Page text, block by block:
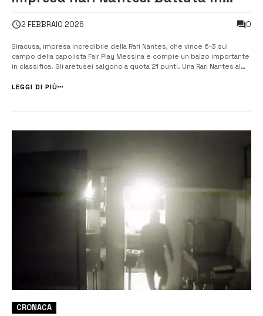
2 FEBBRAIO 2026 0
Siracusa, impresa incredibile della Rari Nantes, che vince 6-3 sul
campo della capolista Fair Play Messina e compie un balzo importante
in classifica. Gli aretusei salgono a quota 21 punti. Una Rari Nantes al
offrendo una prestazione convincente. La squadra di Nuccio Foti ha
LEGGI DI PIÙ
CRONACA